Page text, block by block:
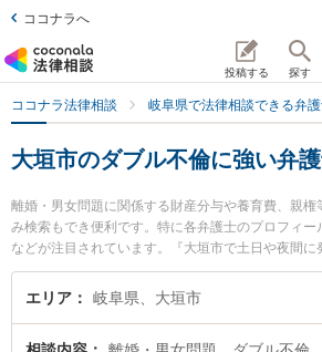
ココナラへ
投稿する 探す
ココナラ法律相談 岐阜県で法律相談できる弁
大垣市のダブル不倫に強い弁
離婚・男女問題に関係する財産分与や養育費、親権
み検索もでき便利です。特に各弁護士のプロフィー
などが注目されています。『大垣市で土日や夜間に
ブルを今すぐに弁護士に相談したい』『ダブル不
な近くの弁護士を検索したい』『初回相談無料でダ
エリア 岐阜県、大垣市